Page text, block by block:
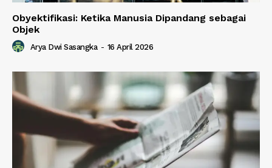
Obyektifikasi: Ketika Manusia Dipandang sebagai
Objek
Arya Dwi Sasangka - 16 April 2026